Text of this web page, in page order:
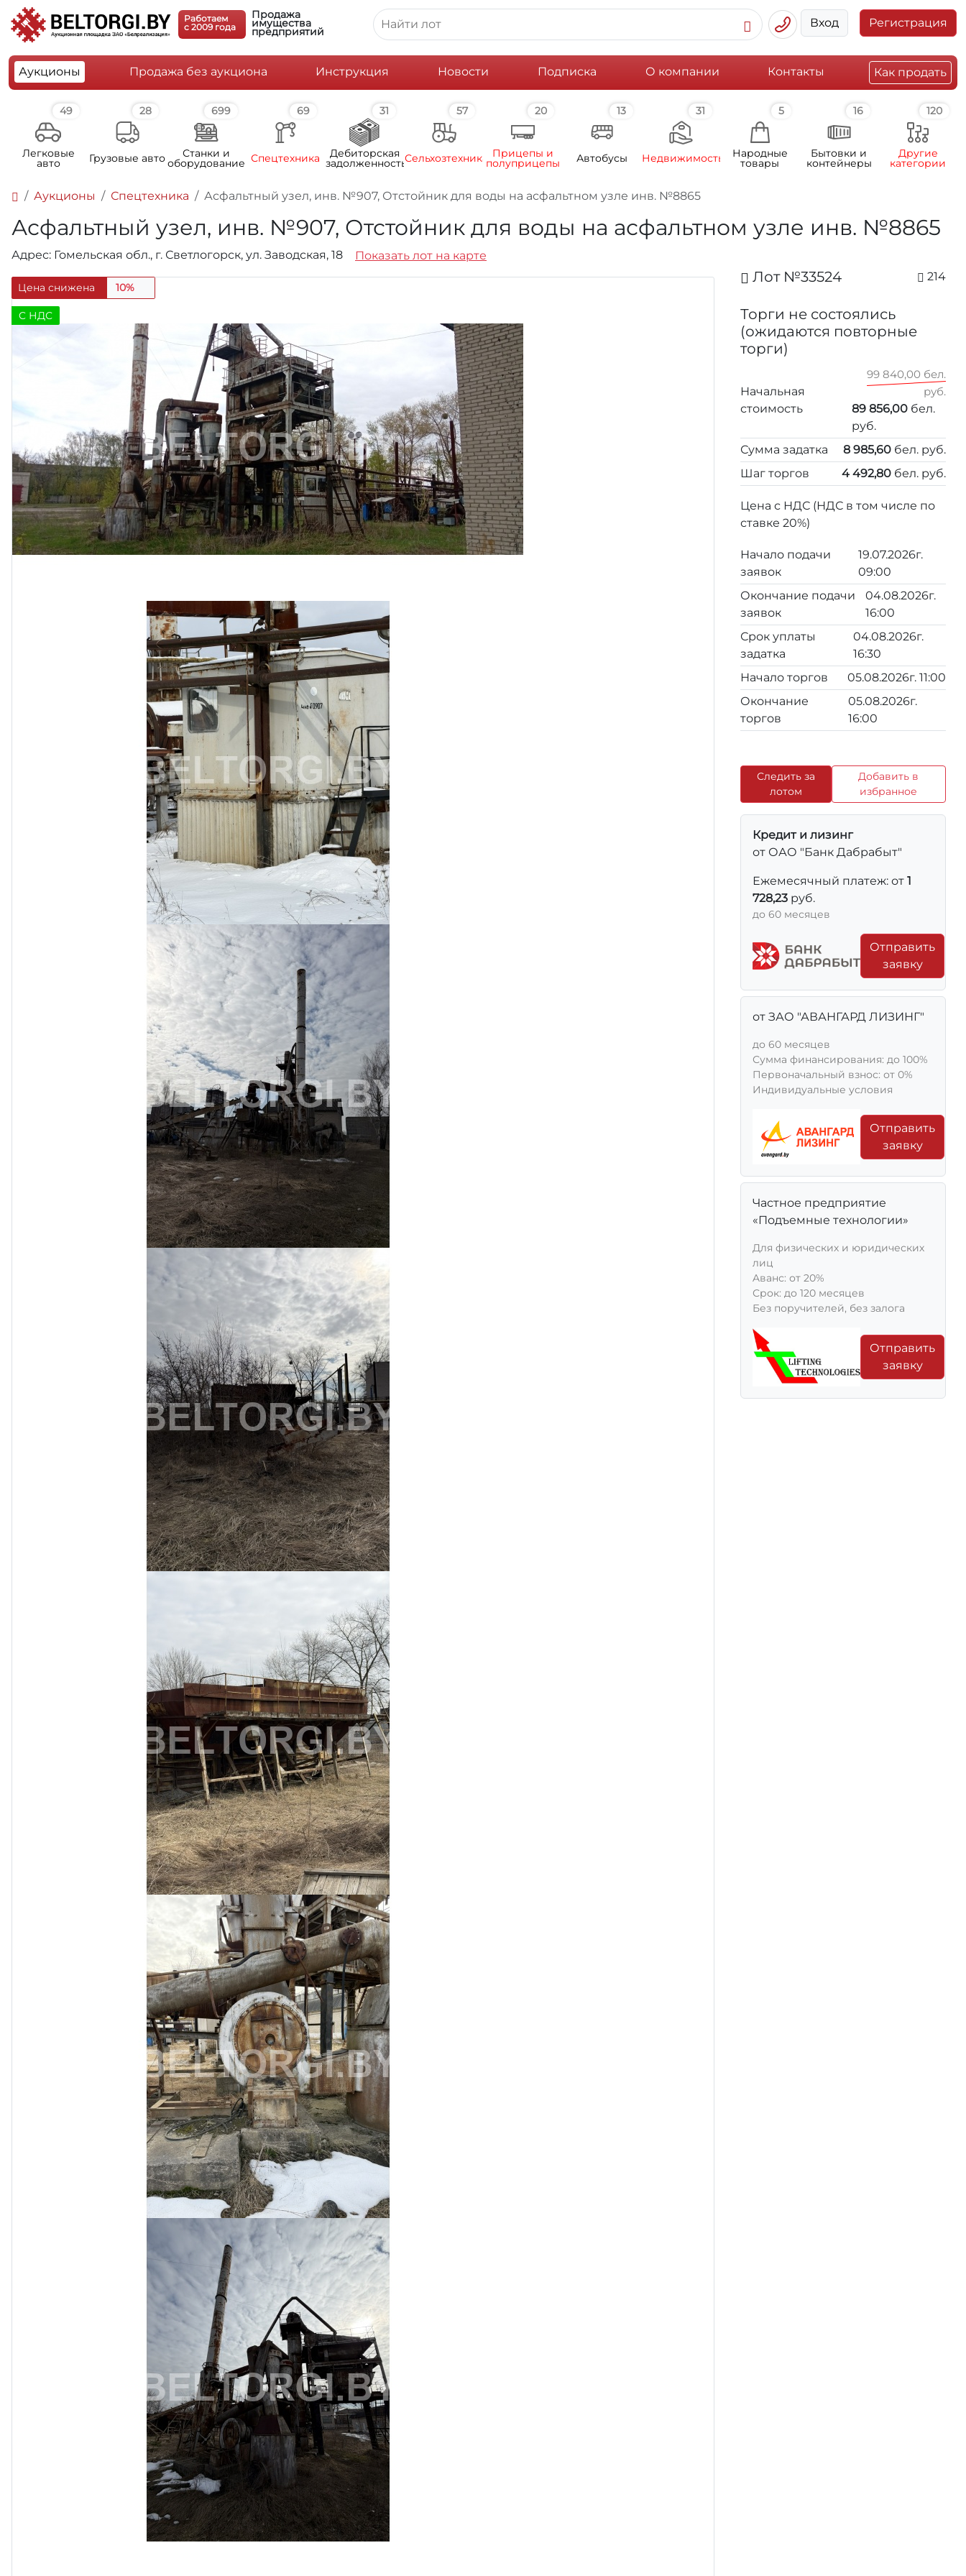
Работаем
c 2009 года
Продажа
имущества
предприятий
Вход Регистрация
Аукционы Продажа без аукциона Инструкция Новости Подписка О компании Контакты Как продать
49
Легковые
авто
28
Грузовые авто
699
Станки и
оборудование
69
Спецтехника
31
Дебиторская
задолженность
57
Сельхозтехника
20
Прицепы и
полуприцепы
13
Автобусы
31
Недвижимость
5
Народные
товары
16
Бытовки и
контейнеры
120
Другие
категории
Аукционы Спецтехника Асфальтный узел, инв. №907, Отстойник для воды на асфальтном узле инв. №8865
Асфальтный узел, инв. №907, Отстойник для воды на асфальтном узле инв. №8865
Адрес: Гомельская обл., г. Светлогорск, ул. Заводская, 18 Показать лот на карте
Цена снижена 10%
C НДС
Лот №33524 214
Торги не состоялись
(ожидаются повторные
торги)
Начальная
стоимость
99 840,00 бел.
руб.
89 856,00бел.
руб.
Сумма задатка
8 985,60 бел. руб.
Шаг торгов
4 492,80 бел. руб.
Цена с НДС (НДС в том числе по
ставке 20%)
Начало подачи
заявок
19.07.2026г.
09:00
Окончание подачи
заявок
04.08.2026г.
16:00
Срок уплаты
задатка
04.08.2026г.
16:30
Начало торгов
05.08.2026г. 11:00
Окончание
торгов
05.08.2026г.
16:00
Следить за
лотом
Добавить в
избранное
Кредит и лизинг
от ОАО "Банк Дабрабыт"
Ежемесячный платеж: от 1
728,23 руб.
до 60 месяцев
Отправить
заявку
от ЗАО "АВАНГАРД ЛИЗИНГ"
до 60 месяцев
Сумма финансирования: до 100%
Первоначальный взнос: от 0%
Индивидуальные условия
Отправить
заявку
Частное предприятие
«Подъемные технологии»
Для физических и юридических
лиц
Aванс: от 20%
Срок: до 120 месяцев
Без поручителей, без залога
Отправить
заявку